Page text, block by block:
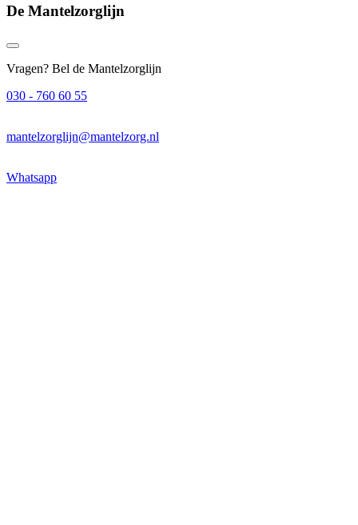
De Mantelzorglijn
Vragen? Bel de Mantelzorglijn
030 - 760 60 55
mantelzorglijn@mantelzorg.nl
Whatsapp